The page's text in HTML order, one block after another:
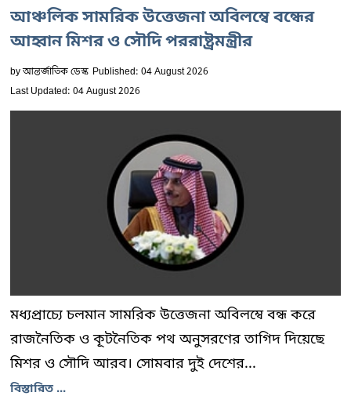
আঞ্চলিক সামরিক উত্তেজনা অবিলম্বে বন্ধের
আহ্বান মিশর ও সৌদি পররাষ্ট্রমন্ত্রীর
byআন্তর্জাতিক ডেস্ক Published: 04 August 2026
Last Updated: 04 August 2026
মধ্যপ্রাচ্যে চলমান সামরিক উত্তেজনা অবিলম্বে বন্ধ করে
রাজনৈতিক ও কূটনৈতিক পথ অনুসরণের তাগিদ দিয়েছে
মিশর ও সৌদি আরব। সোমবার দুই দেশের...
বিস্তারিত ...